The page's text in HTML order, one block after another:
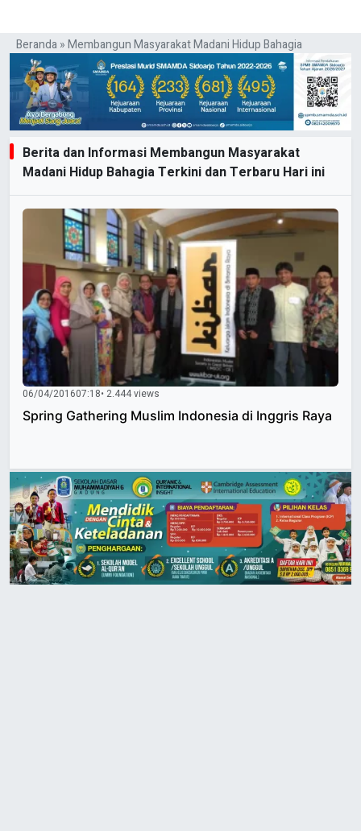
Beranda»Membangun Masyarakat Madani Hidup Bahagia
Berita dan Informasi Membangun Masyarakat
Madani Hidup Bahagia Terkini dan Terbaru Hari ini
06/04/201607:18• 2.444 views
Spring Gathering Muslim Indonesia di Inggris Raya